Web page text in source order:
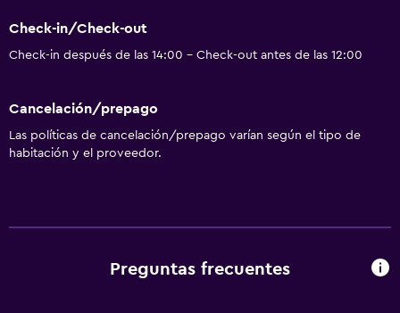
Check-in/Check-out
Check-in después de las 14:00 - Check-out antes de las 12:00
Cancelación/prepago
Las políticas de cancelación/prepago varían según el tipo de
habitación y el proveedor.
Preguntas frecuentes